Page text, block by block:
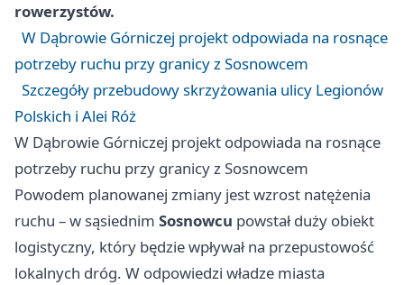
rowerzystów.
W Dąbrowie Górniczej projekt odpowiada na rosnące
potrzeby ruchu przy granicy z Sosnowcem
Szczegóły przebudowy skrzyżowania ulicy Legionów
Polskich i Alei Róż
W Dąbrowie Górniczej projekt odpowiada na rosnące
potrzeby ruchu przy granicy z Sosnowcem
Powodem planowanej zmiany jest wzrost natężenia
ruchu – w sąsiednim Sosnowcu powstał duży obiekt
logistyczny, który będzie wpływał na przepustowość
lokalnych dróg. W odpowiedzi władze miasta